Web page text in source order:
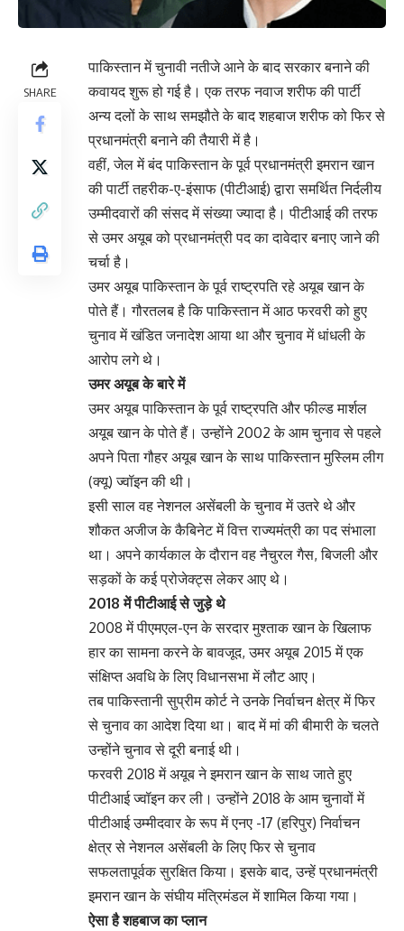
SHARE
पाकिस्तान में चुनावी नतीजे आने के बाद सरकार बनाने की
कवायद शुरू हो गई है। एक तरफ नवाज शरीफ की पार्टी
अन्य दलों के साथ समझौते के बाद शहबाज शरीफ को फिर से
प्रधानमंत्री बनाने की तैयारी में है।
वहीं, जेल में बंद पाकिस्तान के पूर्व प्रधानमंत्री इमरान खान
की पार्टी तहरीक-ए-इंसाफ (पीटीआई) द्वारा समर्थित निर्दलीय
उम्मीदवारों की संसद में संख्या ज्यादा है। पीटीआई की तरफ
से उमर अयूब को प्रधानमंत्री पद का दावेदार बनाए जाने की
चर्चा है।
उमर अयूब पाकिस्तान के पूर्व राष्ट्रपति रहे अयूब खान के
पोते हैं। गौरतलब है कि पाकिस्तान में आठ फरवरी को हुए
चुनाव में खंडित जनादेश आया था और चुनाव में धांधली के
आरोप लगे थे।
उमर अयूब के बारे में
उमर अयूब पाकिस्तान के पूर्व राष्ट्रपति और फील्ड मार्शल
अयूब खान के पोते हैं। उन्होंने 2002 के आम चुनाव से पहले
अपने पिता गौहर अयूब खान के साथ पाकिस्तान मुस्लिम लीग
(क्यू) ज्वॉइन की थी।
इसी साल वह नेशनल असेंबली के चुनाव में उतरे थे और
शौकत अजीज के कैबिनेट में वित्त राज्यमंत्री का पद संभाला
था। अपने कार्यकाल के दौरान वह नैचुरल गैस, बिजली और
सड़कों के कई प्रोजेक्ट्स लेकर आए थे।
2018 में पीटीआई से जुड़े थे
2008 में पीएमएल-एन के सरदार मुश्ताक खान के खिलाफ
हार का सामना करने के बावजूद, उमर अयूब 2015 में एक
संक्षिप्त अवधि के लिए विधानसभा में लौट आए।
तब पाकिस्तानी सुप्रीम कोर्ट ने उनके निर्वाचन क्षेत्र में फिर
से चुनाव का आदेश दिया था। बाद में मां की बीमारी के चलते
उन्होंने चुनाव से दूरी बनाई थी।
फरवरी 2018 में अयूब ने इमरान खान के साथ जाते हुए
पीटीआई ज्वॉइन कर ली। उन्होंने 2018 के आम चुनावों में
पीटीआई उम्मीदवार के रूप में एनए -17 (हरिपुर) निर्वाचन
क्षेत्र से नेशनल असेंबली के लिए फिर से चुनाव
सफलतापूर्वक सुरक्षित किया। इसके बाद, उन्हें प्रधानमंत्री
इमरान खान के संघीय मंत्रिमंडल में शामिल किया गया।
ऐसा है शहबाज का प्लान